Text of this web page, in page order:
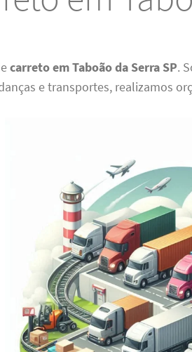
carreto em Taboão da Serra SP.
e transportes, realizamos